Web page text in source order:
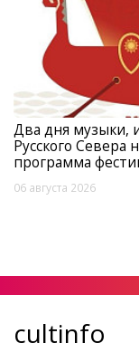
Два дня музыки,
Русского Севера
программа
06 августа 2026
cultinfo